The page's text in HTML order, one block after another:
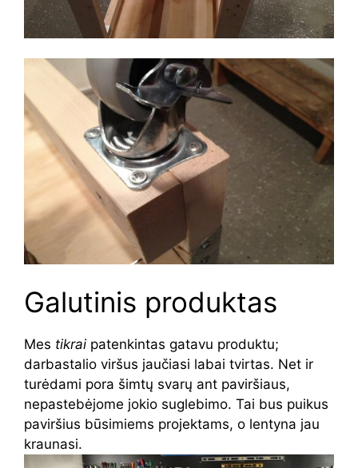
Galutinis produktas
Mes tikraipatenkintas gatavu produktu;
darbastalio viršus jaučiasi labai tvirtas. Net ir
turėdami pora šimtų svarų ant paviršiaus,
nepastebėjome jokio suglebimo. Tai bus puikus
paviršius būsimiems projektams, o lentyna jau
kraunasi.